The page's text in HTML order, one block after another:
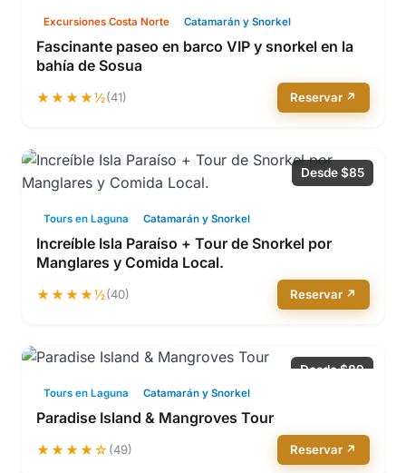
Excursiones Costa Norte Catamarán y Snorkel
Fascinante paseo en barco VIP y snorkel en la
bahía de Sosua
★★★★½(41) Reservar ↗
Desde $85
Tours en Laguna Catamarán y Snorkel
Increíble Isla Paraíso + Tour de Snorkel por
Manglares y Comida Local.
★★★★½(40) Reservar ↗
Desde $89
Tours en Laguna Catamarán y Snorkel
Paradise Island & Mangroves Tour
★★★★☆(49) Reservar ↗